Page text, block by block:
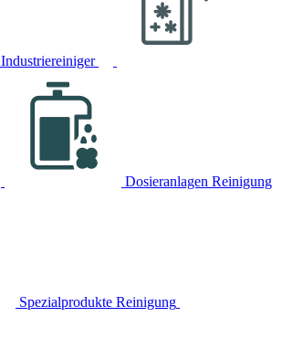
Industriereiniger
Dosieranlagen Reinigung
Spezialprodukte Reinigung